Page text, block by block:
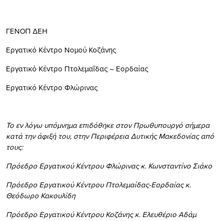
ΓΕΝΟΠ ΔΕΗ
Εργατικό Κέντρο Νομού Κοζάνης
Εργατικό Κέντρο Πτολεμαΐδας – Εορδαίας
Εργατικό Κέντρο Φλώρινας
Το εν λόγω υπόμνημα επιδόθηκε στον Πρωθυπουργό σήμερα
κατά την άφιξή του, στην Περιφέρεια Δυτικής Μακεδονίας από
τους:
Πρόεδρο Εργατικού Κέντρου Φλώρινας κ. Κωνσταντίνο Σιάκο
Πρόεδρο Εργατικού Κέντρου Πτολεμαίδας-Εορδαίας κ.
Θεόδωρο Κακουλίδη
Πρόεδρο Εργατικού Κέντρου Κοζάνης κ. Ελευθέριο Αδάμ